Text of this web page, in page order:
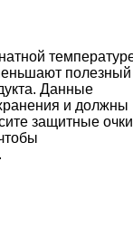
полезный
Данные
и должны
защитные